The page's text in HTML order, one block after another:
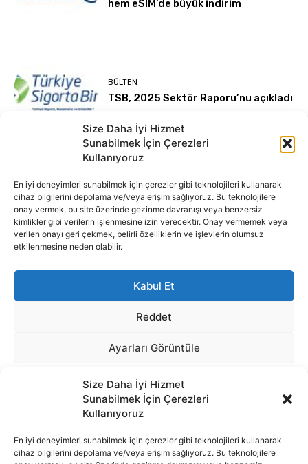
Size Daha İyi Hizmet
Sunabilmek İçin Çerezleri
Kullanıyoruz
En iyi deneyimleri sunabilmek için çerezler gibi teknolojileri kullanarak
cihaz bilgilerini depolama ve/veya erişim sağlıyoruz. Bu teknolojilere